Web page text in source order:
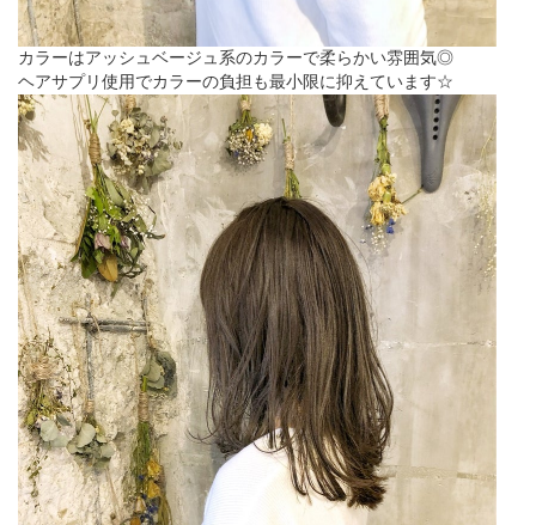
カラーはアッシュベージュ系のカラーで柔らかい雰囲気◎
ヘアサプリ使用でカラーの負担も最小限に抑えています☆